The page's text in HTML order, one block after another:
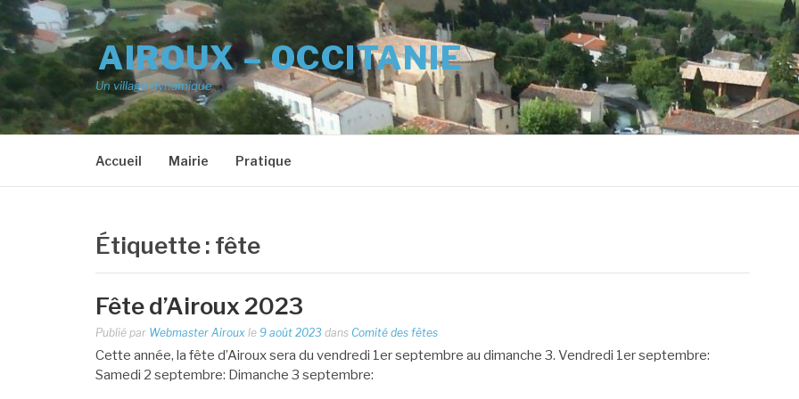
Aller
au
contenu
AIROUX – OCCITANIE
Un village dynamique
Accueil Mairie Pratique
Étiquette : fête
Fête d’Airoux 2023
Publié par Webmaster Airoux le 9 août 2023 dans Comité des fêtes
Cette année, la fête d’Airoux sera du vendredi 1er septembre au dimanche 3. Vendredi 1er septembre:
Samedi 2 septembre: Dimanche 3 septembre: